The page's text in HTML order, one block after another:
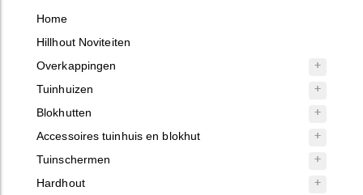
Home
Hillhout Noviteiten
Overkappingen
Tuinhuizen
Blokhutten
Accessoires tuinhuis en blokhut
Tuinschermen
Hardhout